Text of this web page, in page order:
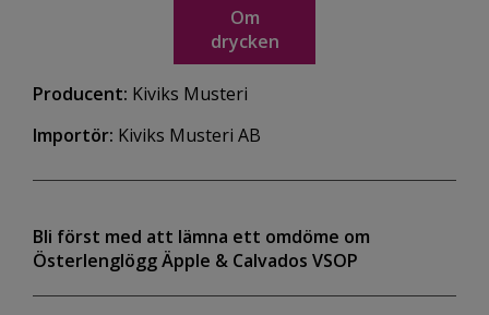
Om
drycken
Producent: Kiviks Musteri
Importör: Kiviks Musteri AB
Bli först med att lämna ett omdöme om
Österlenglögg Äpple & Calvados VSOP